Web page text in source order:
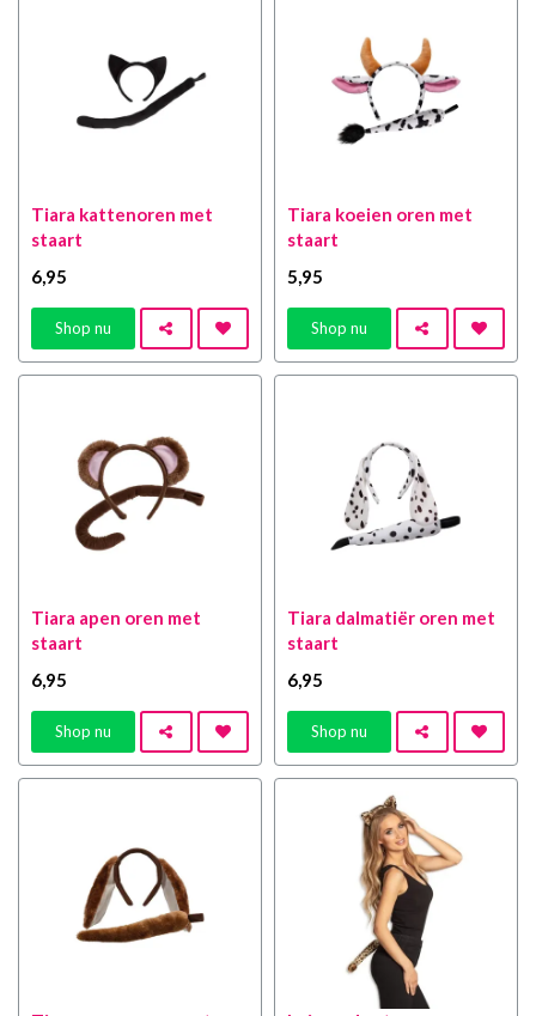
Tiara kattenoren met
staart
6,95
Shop nu
Tiara koeien oren met
staart
5,95
Shop nu
Tiara apen oren met
staart
6,95
Shop nu
Tiara dalmatiër oren met
staart
6,95
Shop nu